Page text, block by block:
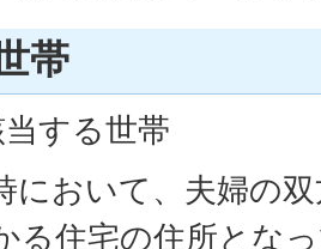
帯
する世帯
において、夫婦の
る住宅の住所とな